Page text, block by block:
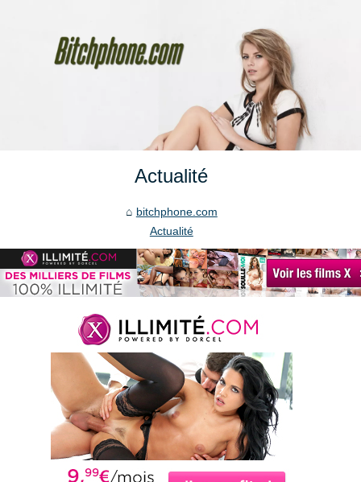
Actualité
bitchphone.com
Actualité